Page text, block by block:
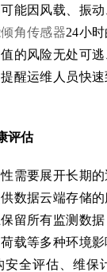
能因风载、振
角传感器24小
的风险无处可
醒运维人员快
评估
需要展开长期的
数据云端存储
留所有监测数
载等多种环境影
安全评估、维保